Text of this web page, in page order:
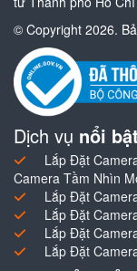
© Copyright 2026.
Dịch vụ nổi bật
Lắp Đặt
Camera Tầm Nhìn
Lắp Đặt
Lắp Đặt
Lắp Đặt
Lắp Đặt